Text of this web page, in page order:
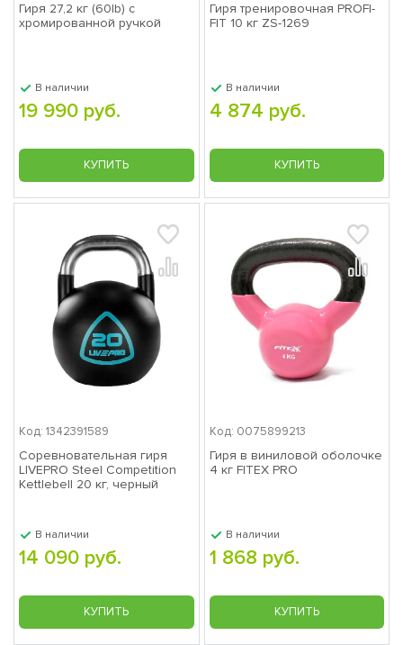
Гиря 27,2 кг (60lb) с
хромированной ручкой
В наличии
19 990 руб.
КУПИТЬ
Гиря тренировочная PROFI-
FIT 10 кг ZS-1269
В наличии
4 874 руб.
КУПИТЬ
Код: 1342391589
Соревновательная гиря
LIVEPRO Steel Competition
Kettlebell 20 кг, черный
В наличии
14 090 руб.
КУПИТЬ
Код: 0075899213
Гиря в виниловой оболочке
4 кг FITEX PRO
В наличии
1 868 руб.
КУПИТЬ